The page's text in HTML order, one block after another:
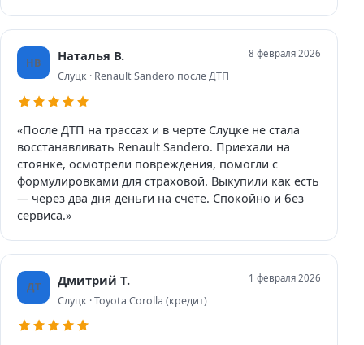
НВ Наталья В.
Слуцк · Renault Sandero после ДТП
8 февраля 2026
«После ДТП на трассах и в черте Слуцке не стала
восстанавливать Renault Sandero. Приехали на
стоянке, осмотрели повреждения, помогли с
формулировками для страховой. Выкупили как есть
— через два дня деньги на счёте. Спокойно и без
сервиса.»
ДТ Дмитрий Т.
Слуцк · Toyota Corolla (кредит)
1 февраля 2026